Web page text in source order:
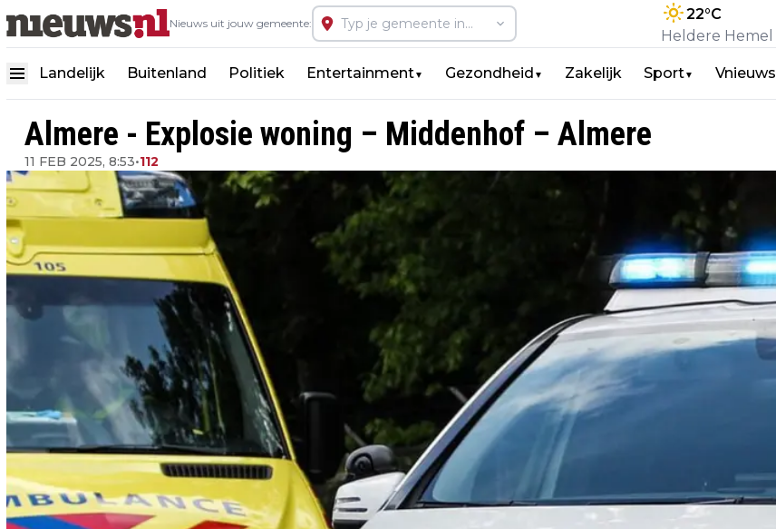
Nieuws uit jouw gemeente:
22°C
Heldere Hemel
Landelijk Buitenland Politiek Entertainment▼ Gezondheid ▼ Zakelijk Sport▼ Vnieuws
Almere - Explosie woning – Middenhof – Almere
11 FEB 2025, 8:53•112